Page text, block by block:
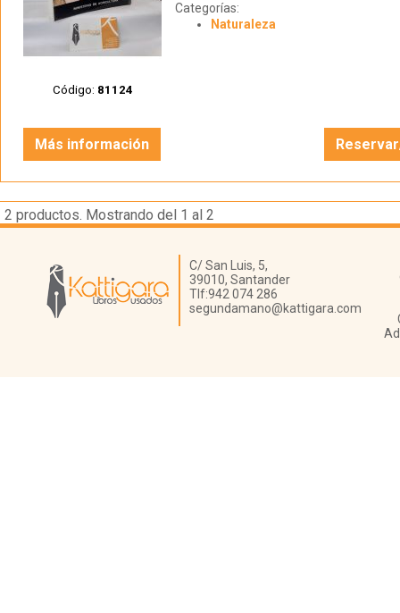
Código: 81124
Categorías:
Naturaleza
Más información
2 productos. Mostrando del 1 al 2
Librería Kattigara
C/ San Luis, 5,
39010, Santander
Tlf:942 074 286
segundamano@kattigara.com